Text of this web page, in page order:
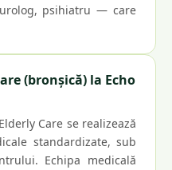
psihiatru — care
(bronșică) la Echo
Care se realizează
standardizate, sub
Echipa medicală